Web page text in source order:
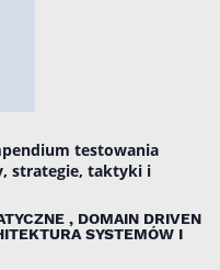
testowania
strategie, taktyki i
, DOMAIN DRIVEN
SYSTEMÓW I